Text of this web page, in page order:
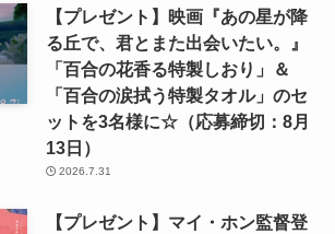
【プレゼント】映画『あの星が降
る丘で、君とまた出会いたい。』
「百合の花香る特製しおり」＆
「百合の涙拭う特製タオル」のセ
ットを3名様に☆（応募締切：8月
13日）
2026.7.31
【プレゼント】マイ・ホン監督登